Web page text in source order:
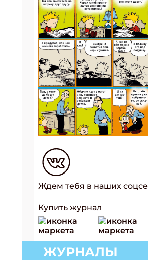
Ждем тебя в наших
Купить журнал
ЖУРНАЛЫ